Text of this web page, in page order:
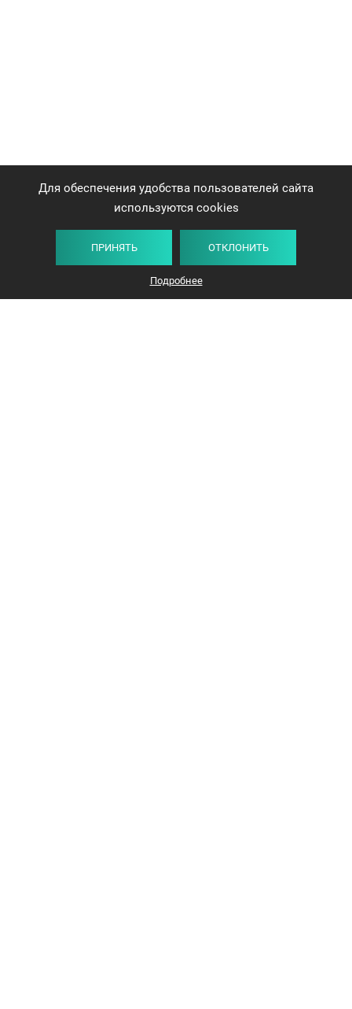
Плитка Карта Список
Для обеспечения удобства пользователей сайта
используются cookies
ПРИНЯТЬ ОТКЛОНИТЬ
Подробнее